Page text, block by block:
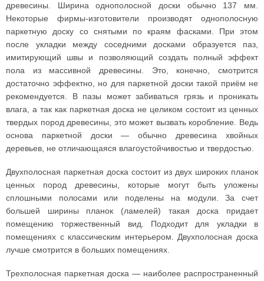
древесины. Ширина однополосной доски обычно 137 мм.
Некоторые фирмы-изготовители производят однополосную
паркетную доску со снятыми по краям фасками. При этом
после укладки между соседними досками образуется паз,
имитирующий швы и позволяющий создать полный эффект
пола из массивной древесины. Это, конечно, смотрится
достаточно эффектно, но для паркетной доски такой приём не
рекомендуется. В пазы может забиваться грязь и проникать
влага, а так как паркетная доска не целиком состоит из ценных
твердых пород древесины, это может вызвать коробление. Ведь
основа паркетной доски — обычно древесина хвойных
деревьев, не отличающаяся влагоустойчивостью и твердостью.
Двухполосная паркетная доска состоит из двух широких планок
ценных пород древесины, которые могут быть уложены
сплошными полосами или поделены на модули. За счет
большей ширины планок (ламелей) такая доска придает
помещению торжественный вид. Подходит для укладки в
помещениях с классическим интерьером. Двухполосная доска
лучше смотрится в больших помещениях.
Трехполосная паркетная доска — наиболее распространенный